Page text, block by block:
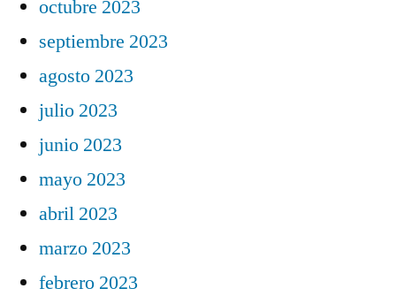
octubre 2023
septiembre 2023
agosto 2023
julio 2023
junio 2023
mayo 2023
abril 2023
marzo 2023
febrero 2023